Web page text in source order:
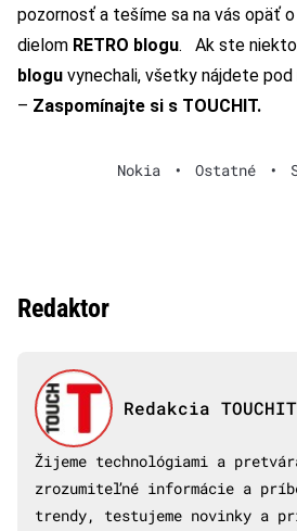
pozornosť a tešíme sa na vás opäť
dielom RETRO blogu. Ak ste
blogu vynechali, všetky nájdete pod
– Zaspomínajte si s TOUCHIT.
Nokia • Ostatné •
Redaktor
Redakcia TOUCHIT
Žijeme technológiami a
zrozumiteľné informácie a
trendy, testujeme novinky a